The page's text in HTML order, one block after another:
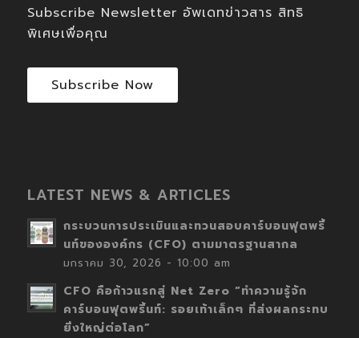
Subscribe Newsletter อัพเดทข่าวสาร สิทธิ
พิเศษเพื่อคุณ
Subscribe Now
LATEST NEWS & ARTICLES
กระบวนการประเมินและทวนสอบคาร์บอนฟุตพริ้
นท์ขององค์กร (CFO) ตามมาตรฐานสากล
มกราคม 30, 2026 - 10:00 am
CFO คือก้าวแรกสู่ Net Zero “ทำความรู้จัก
คาร์บอนฟุตพริ้นท์: รอยเท้าเล็กๆ ที่ส่งผลกระทบ
ยิ่งใหญ่ต่อโลก”